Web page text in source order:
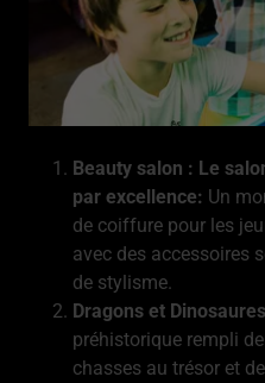
Beauty salon : Le
par excellence: Un
de coiffure pour les
avec des accessoires
de stylisme.
Dragons et
préhistorique rempli
chasses au trésor et